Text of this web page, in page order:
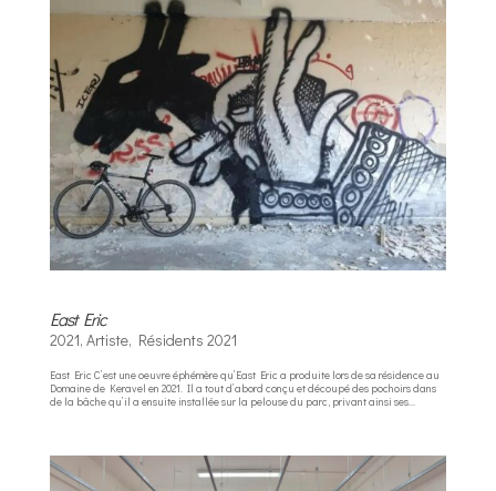
East Eric
2021, Artiste, Résidents 2021
East Eric C’est une oeuvre éphémère qu’East Eric a produite lors de sa résidence au
Domaine de Keravel en 2021. Il a tout d’abord conçu et découpé des pochoirs dans
de la bâche qu’il a ensuite installée sur la pelouse du parc, privant ainsi ses...